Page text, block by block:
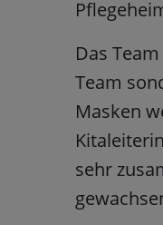
Das
Team
Masken
sehr